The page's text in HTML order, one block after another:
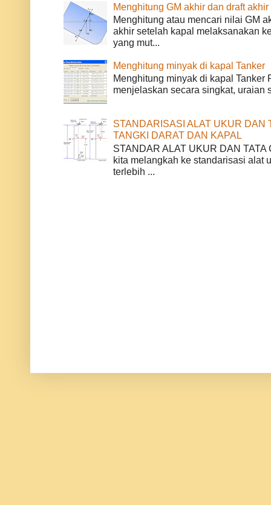
Menghitung GM akhir dan draft
Menghitung atau mencari nilai GM
akhir setelah kapal melaksanakan
yang mut...
Menghitung minyak di kapal Tanker
Menghitung minyak di kapal
menjelaskan secara singkat, uraian
STANDARISASI ALAT UKUR DAN
TANGKI DARAT DAN KAPAL
STANDAR ALAT UKUR DAN
kita melangkah ke standarisasi alat
terlebih ...